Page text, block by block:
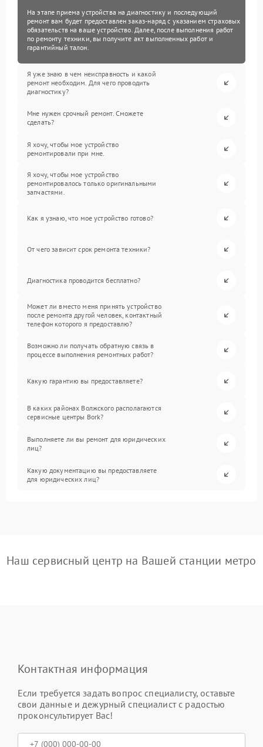
На этапе приема устройства на диагностику и последующий
ремонт вам будет предоставлен заказ-наряд с указанием страховых
обязательств на ваше устройство. Далее, после выполнения работ
по ремонту техники, вы получите акт выполненных работ и
гарантийный талон.
Я уже знаю в чем неисправность и какой
ремонт необходим. Для чего проводить
диагностику?
Мне нужен срочный ремонт. Сможете
сделать?
Я хочу, чтобы мое устройство
ремонтировали при мне.
Я хочу, чтобы мое устройство
ремонтировалось только оригинальными
запчастями.
Как я узнаю, что мое устройство готово?
От чего зависит срок ремонта техники?
Диагностика проводится бесплатно?
Может ли вместо меня принять устройство
после ремонта другой человек, контактный
телефон которого я предоставлю?
Возможно ли получать обратную связь в
процессе выполнения ремонтных работ?
Какую гарантию вы предоставляете?
В каких районах Волжского располагаются
сервисные центры Bork?
Выполняете ли вы ремонт для юридических
лиц?
Какую документацию вы предоставляете
для юридических лиц?
Наш сервисный центр на Вашей станции метро
Контактная информация
Если требуется задать вопрос специалисту, оставьте
свои данные и дежурный специалист с радостью
проконсультирует Вас!